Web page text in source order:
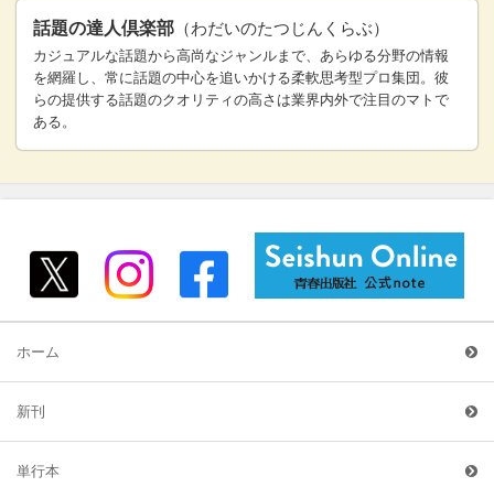
話題の達人倶楽部 （わだいのたつじんくらぶ）
カジュアルな話題から高尚なジャンルまで、あらゆる分野の情報
を網羅し、常に話題の中心を追いかける柔軟思考型プロ集団。彼
らの提供する話題のクオリティの高さは業界内外で注目のマトで
ある。
ホーム
新刊
単行本